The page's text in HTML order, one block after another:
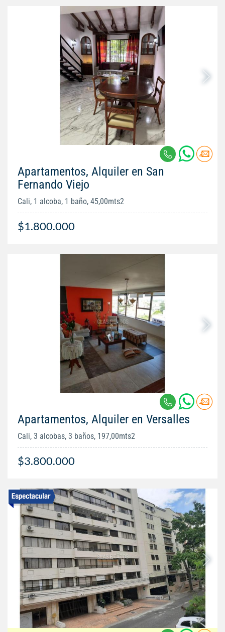
Apartamentos, Alquiler en San
Fernando Viejo
Cali, 1 alcoba, 1 baño, 45,00mts2
$1.800.000
Apartamentos, Alquiler en Versalles
Cali, 3 alcobas, 3 baños, 197,00mts2
$3.800.000